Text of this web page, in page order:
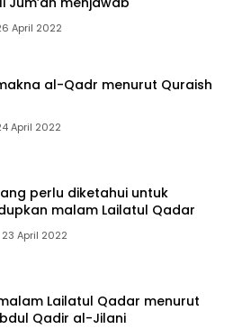
April 2022
al-Qadr menurut Quraish
April 2022
perlu diketahui untuk
malam Lailatul Qadar
23 April 2022
Lailatul Qadar menurut
Qadir al-Jilani